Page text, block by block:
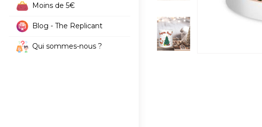
Moins de 5€
Blog - The Replicant
Qui sommes-nous ?